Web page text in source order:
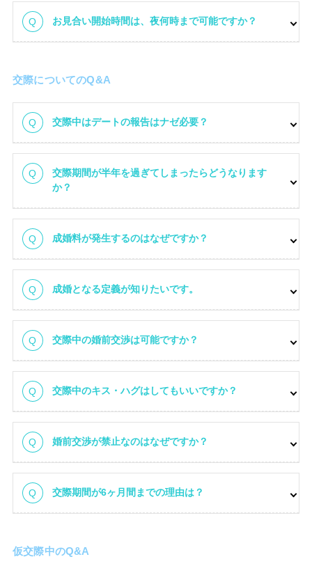
お見合い開始時間は、夜何時まで可能ですか？
交際についてのQ&A
交際中はデートの報告はナゼ必要？
交際期間が半年を過ぎてしまったらどうなります
か？
成婚料が発生するのはなぜですか？
成婚となる定義が知りたいです。
交際中の婚前交渉は可能ですか？
交際中のキス・ハグはしてもいいですか？
婚前交渉が禁止なのはなぜですか？
交際期間が6ヶ月間までの理由は？
仮交際中のQ&A